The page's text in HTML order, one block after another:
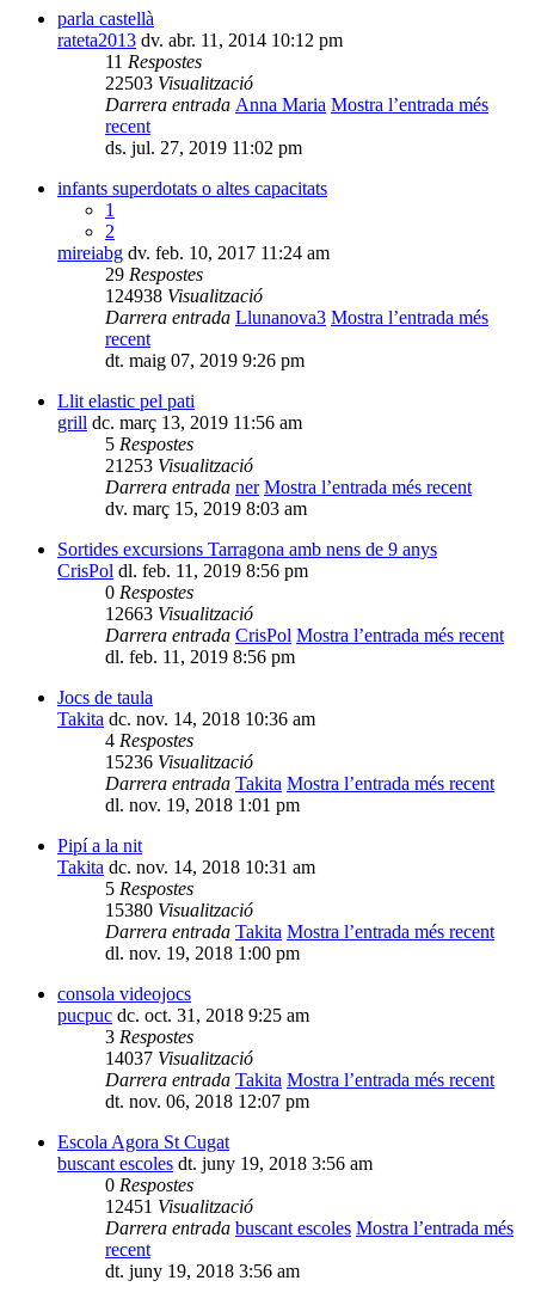
parla castellà
rateta2013 dv. abr. 11, 2014 10:12 pm
11 Respostes
22503 Visualització
Darrera entrada Anna Maria Mostra l’entrada més
recent
ds. jul. 27, 2019 11:02 pm
infants superdotats o altes capacitats
1
2
mireiabg dv. feb. 10, 2017 11:24 am
29 Respostes
124938 Visualització
Darrera entrada Llunanova3 Mostra l’entrada més
recent
dt. maig 07, 2019 9:26 pm
Llit elastic pel pati
grill dc. març 13, 2019 11:56 am
5 Respostes
21253 Visualització
Darrera entrada ner Mostra l’entrada més recent
dv. març 15, 2019 8:03 am
Sortides excursions Tarragona amb nens de 9 anys
CrisPol dl. feb. 11, 2019 8:56 pm
0 Respostes
12663 Visualització
Darrera entrada CrisPol Mostra l’entrada més recent
dl. feb. 11, 2019 8:56 pm
Jocs de taula
Takita dc. nov. 14, 2018 10:36 am
4 Respostes
15236 Visualització
Darrera entrada Takita Mostra l’entrada més recent
dl. nov. 19, 2018 1:01 pm
Pipí a la nit
Takita dc. nov. 14, 2018 10:31 am
5 Respostes
15380 Visualització
Darrera entrada Takita Mostra l’entrada més recent
dl. nov. 19, 2018 1:00 pm
consola videojocs
pucpuc dc. oct. 31, 2018 9:25 am
3 Respostes
14037 Visualització
Darrera entrada Takita Mostra l’entrada més recent
dt. nov. 06, 2018 12:07 pm
Escola Agora St Cugat
buscant escoles dt. juny 19, 2018 3:56 am
0 Respostes
12451 Visualització
Darrera entrada buscant escoles Mostra l’entrada més
recent
dt. juny 19, 2018 3:56 am